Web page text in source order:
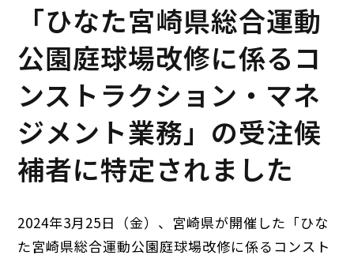
「ひなた宮崎県総合運動
公園庭球場改修に係るコ
ンストラクション・マネ
ジメント業務」の受注候
補者に特定されました
2024年3月25日（金）、宮崎県が開催した「ひな
た宮崎県総合運動公園庭球場改修に係るコンスト